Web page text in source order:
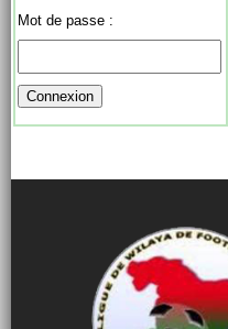
Mot de passe :